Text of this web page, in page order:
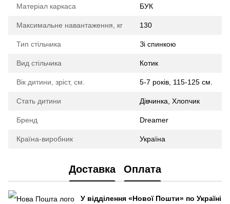
Матеріал каркаса БУК
Максимальне навантаження, кг 130
Тип стільчика Зі спинкою
Вид стільчика Котик
Вік дитини, зріст, см. 5-7 років, 115-125 см.
Стать дитини Дівчинка, Хлопчик
Бренд Dreamer
Країна-виробник Україна
Доставка Оплата
У відділення «Нової Пошти» по Україні